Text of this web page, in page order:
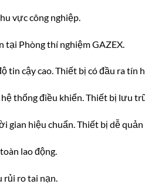
vực công nghiệp.
tại Phòng thí nghiệm GAZEX.
tin cậy cao. Thiết bị có đầu ra tín
thống điều khiển. Thiết bị lưu
gian hiệu chuẩn. Thiết bị dễ quản
lao động.
ro tai nạn.